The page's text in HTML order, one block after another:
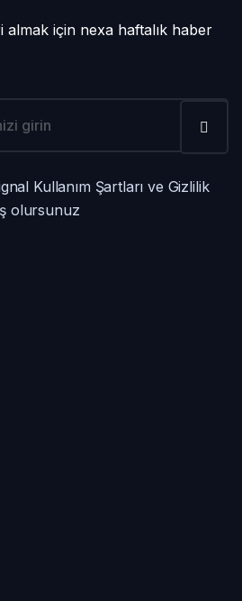
almak için nexa haftalık haber
Kullanım Şartları ve Gizlilik
olursunuz